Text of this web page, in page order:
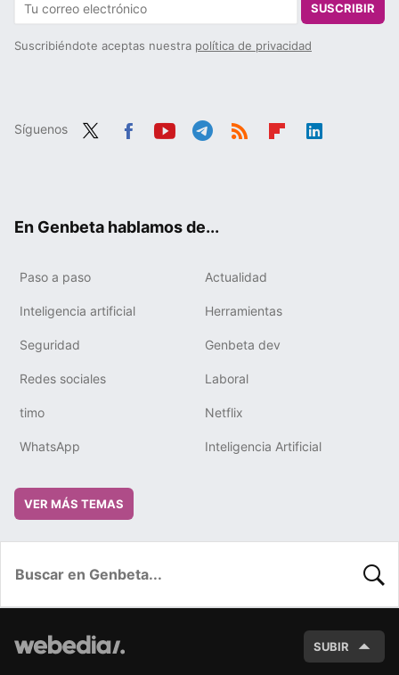
SUSCRIBIR
Suscribiéndote aceptas nuestra política de privacidad
Síguenos
En Genbeta hablamos de...
Paso a paso Actualidad
Inteligencia artificial Herramientas
Seguridad Genbeta dev
Redes sociales Laboral
timo Netflix
WhatsApp Inteligencia Artificial
VER MÁS TEMAS
SUBIR